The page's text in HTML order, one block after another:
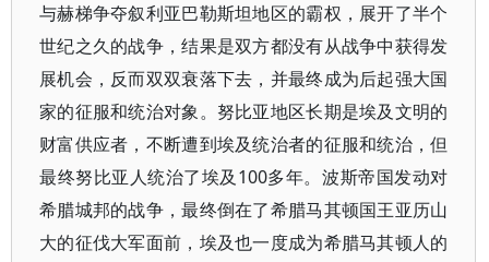
与赫梯争夺叙利亚巴勒斯坦地区的霸权，展开了半个
世纪之久的战争，结果是双方都没有从战争中获得发
展机会，反而双双衰落下去，并最终成为后起强大国
家的征服和统治对象。努比亚地区长期是埃及文明的
财富供应者，不断遭到埃及统治者的征服和统治，但
最终努比亚人统治了埃及100多年。波斯帝国发动对
希腊城邦的战争，最终倒在了希腊马其顿国王亚历山
大的征伐大军面前，埃及也一度成为希腊马其顿人的